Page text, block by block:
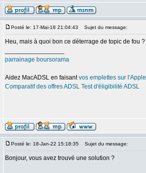
Posté le: 17-Mai-18 21:04:43 Sujet du message:
Heu, mais à quoi bon ce déterrage de topic de fou ?
parrainage boursorama
Aidez MacADSL en faisantvos emplettes sur
Comparatif des offres ADSL Test d'éligibilité ADSL
Posté le: 18-Jan-22 15:18:35 Sujet du message:
Bonjour, vous avez trouvé une solution ?